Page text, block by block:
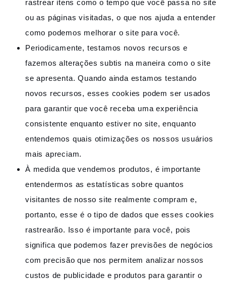
rastrear itens como o tempo que você passa no site
ou as páginas visitadas, o que nos ajuda a entender
como podemos melhorar o site para você.
Periodicamente, testamos novos recursos e
fazemos alterações subtis na maneira como o site
se apresenta. Quando ainda estamos testando
novos recursos, esses cookies podem ser usados ​​
para garantir que você receba uma experiência
consistente enquanto estiver no site, enquanto
entendemos quais otimizações os nossos usuários
mais apreciam.
À medida que vendemos produtos, é importante
entendermos as estatísticas sobre quantos
visitantes de nosso site realmente compram e,
portanto, esse é o tipo de dados que esses cookies
rastrearão. Isso é importante para você, pois
significa que podemos fazer previsões de negócios
com precisão que nos permitem analizar nossos
custos de publicidade e produtos para garantir o